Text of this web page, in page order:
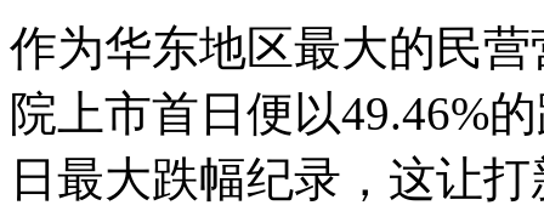
作为华东地区最大的民
院上市首日便以49.46%
日最大跌幅纪录，这让